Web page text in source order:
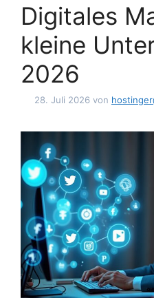
Digitales
kleine
2026
28. Juli 2026 von